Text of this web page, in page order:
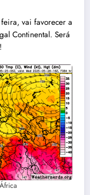
vai favorecer a
Continental. Será